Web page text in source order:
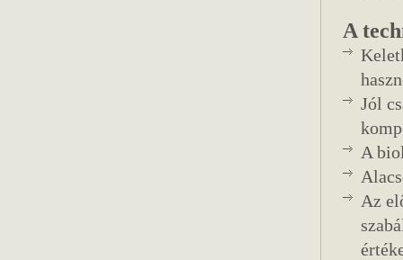
A
Jól
A
Az